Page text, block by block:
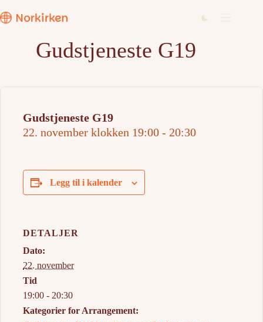
til
innholdet
Gudstjeneste G19
Gudstjeneste G19
22. november klokken 19:00 - 20:30
Legg til i kalender
DETALJER
Dato:
22. november
Tid
19:00 - 20:30
Kategorier for Arrangement: